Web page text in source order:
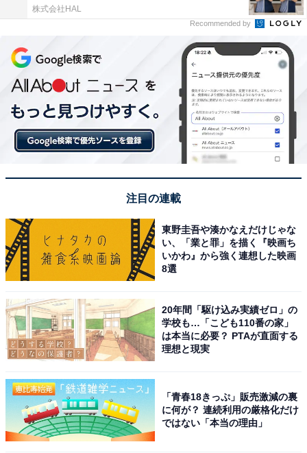
株式会社HAL
Recommended by
注目の連載
東野圭吾や湊かなえだけじゃな
い、「業と罪」を描く『映画ち
いかわ』から強く連想した映画
8選
20年間「駆け込み実績ゼロ」の
学校も…「こども110番の家」
は本当に必要？ PTAが直面する
理想と現実
「青春18きっぷ」販売激減の裏
に何が？ 連続利用の厳格化だけ
ではない「本当の理由」